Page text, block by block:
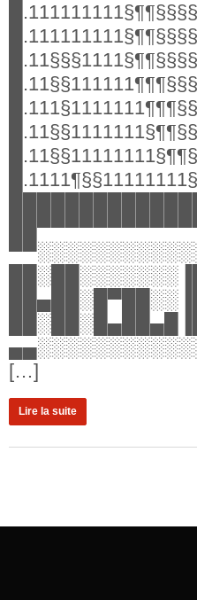
[…]
Lire la suite